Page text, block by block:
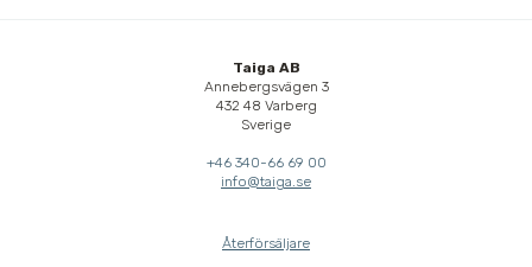
Taiga AB
Annebergsvägen 3
432 48 Varberg
Sverige
+46 340-66 69 00
info@taiga.se
Återförsäljare